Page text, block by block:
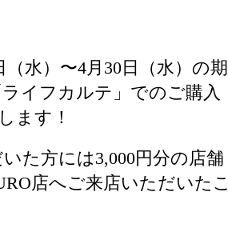
（水）〜4月30日（水）の期
イフカルテ」でのご購入
ます！
た方には3,000円分の店舗
店へご来店いただいたこ